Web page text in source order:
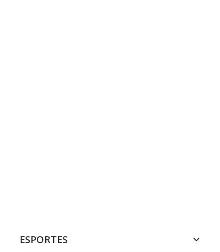
ESPORTES